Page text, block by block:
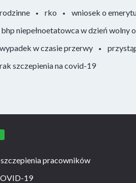
rko wniosek o
niepełnoetatowca w dzień wolny
wypadek w czasie przerwy
szczepienia na covid-19
pracowników
19